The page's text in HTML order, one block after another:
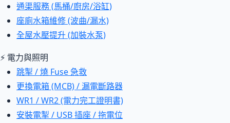
通渠服務 (馬桶/廚房/浴缸)
座廁水箱維修 (波曲/漏水)
全屋水壓提升 (加裝水泵)
⚡ 電力與照明
跳掣 / 燒 Fuse 急救
更換電箱 (MCB) / 漏電斷路器
WR1 / WR2 (電力完工證明書)
安裝電掣 / USB 插座 / 拖電位